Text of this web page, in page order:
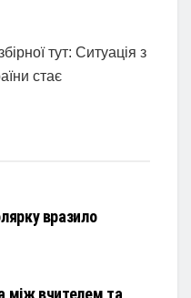
тут: Ситуація з
стає
вразило
між вчителем та